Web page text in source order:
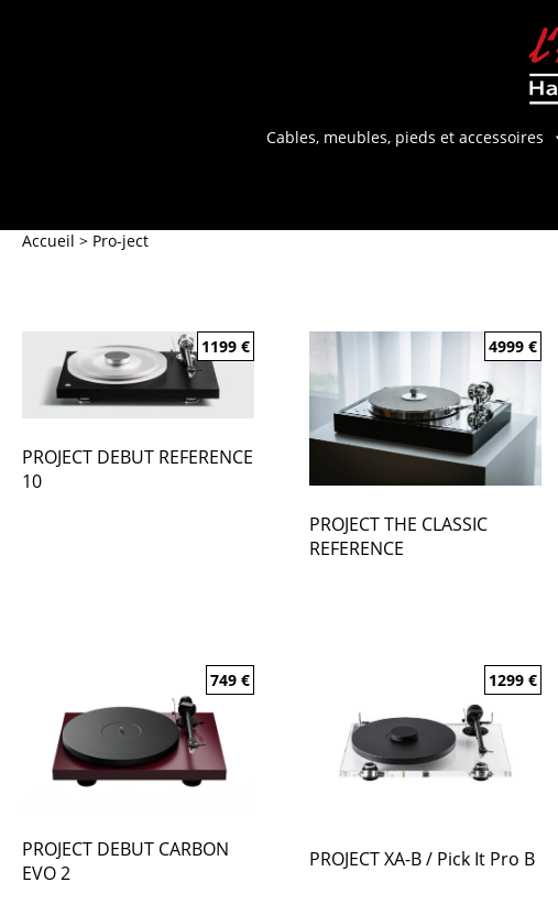
Cables, meubles, pieds et accessoires
Accueil > Pro-ject
PROJECT DEBUT REFERENCE
10
1199€
PROJECT THE CLASSIC
REFERENCE
4999€
PROJECT DEBUT CARBON
EVO 2
749€
PROJECT XA-B / Pick It Pro B
1299€